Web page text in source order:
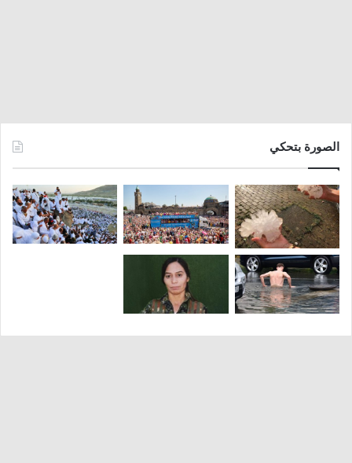
الصورة بتحكي